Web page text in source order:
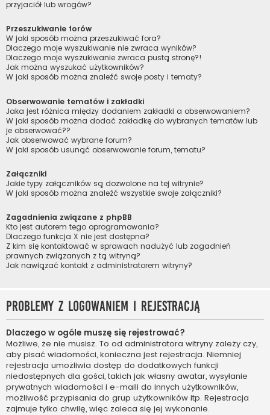
przyjaciół lub wrogów?
Przeszukiwanie forów
W jaki sposób można przeszukiwać fora?
Dlaczego moje wyszukiwanie nie zwraca wyników?
Dlaczego moje wyszukiwanie zwraca pustą stronę?!
Jak można wyszukać użytkowników?
W jaki sposób można znaleźć swoje posty i tematy?
Obserwowanie tematów i zakładki
Jaka jest różnica między dodaniem zakładki a obserwowaniem?
W jaki sposób można dodać zakładkę do wybranych tematów lub
je obserwować??
Jak obserwować wybrane forum?
W jaki sposób usunąć obserwowanie forum, tematu?
Załączniki
Jakie typy załączników są dozwolone na tej witrynie?
W jaki sposób można znaleźć wszystkie swoje załączniki?
Zagadnienia związane z phpBB
Kto jest autorem tego oprogramowania?
Dlaczego funkcja X nie jest dostępna?
Z kim się kontaktować w sprawach nadużyć lub zagadnień
prawnych związanych z tą witryną?
Jak nawiązać kontakt z administratorem witryny?
Problemy z logowaniem i rejestracją
Dlaczego w ogóle muszę się rejestrować?
Możliwe, że nie musisz. To od administratora witryny zależy czy,
aby pisać wiadomości, konieczna jest rejestracja. Niemniej
rejestracja umożliwia dostęp do dodatkowych funkcji
niedostępnych dla gości, takich jak własny awatar, wysyłanie
prywatnych wiadomości i e-maili do innych użytkowników,
możliwość przypisania do grup użytkowników itp. Rejestracja
zajmuje tylko chwilę, więc zaleca się jej wykonanie.